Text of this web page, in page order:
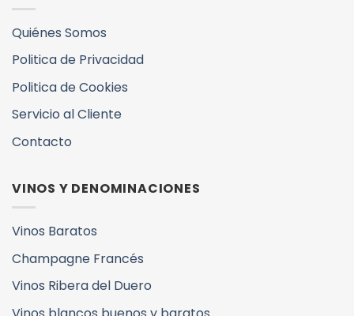
Quiénes Somos
Politica de Privacidad
Politica de Cookies
Servicio al Cliente
Contacto
VINOS Y DENOMINACIONES
Vinos Baratos
Champagne Francés
Vinos Ribera del Duero